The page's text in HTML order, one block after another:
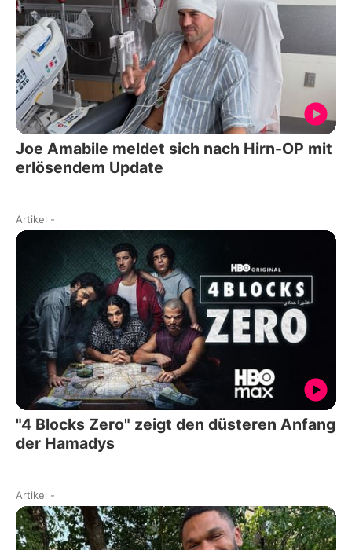
Joe Amabile meldet sich nach Hirn-OP mit
erlösendem Update
Artikel -
"4 Blocks Zero" zeigt den düsteren Anfang
der Hamadys
Artikel -